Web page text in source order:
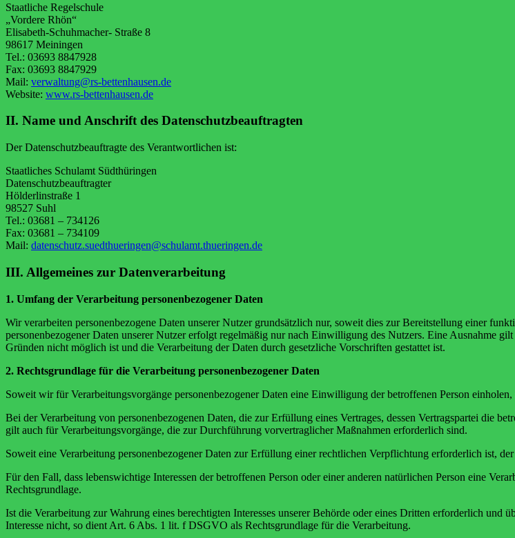
Staatliche Regelschule
„Vordere Rhön“
Elisabeth-Schuhmacher- Straße 8
98617 Meiningen
Tel.: 03693 8847928
Fax: 03693 8847929
Mail: verwaltung@rs-bettenhausen.de
Website: www.rs-bettenhausen.de
II. Name und Anschrift des Datenschutzbeauftragten
Der Datenschutzbeauftragte des Verantwortlichen ist:
Staatliches Schulamt Südthüringen
Datenschutzbeauftragter
Hölderlinstraße 1
98527 Suhl
Tel.: 03681 – 734126
Fax: 03681 – 734109
Mail: datenschutz.suedthueringen@schulamt.thueringen.de
III. Allgemeines zur Datenverarbeitung
1. Umfang der Verarbeitung personenbezogener Daten
Wir verarbeiten personenbezogene Daten unserer Nutzer grundsätzlich nur, soweit dies zur Bereitstellung einer
personenbezogener Daten unserer Nutzer erfolgt regelmäßig nur nach Einwilligung des Nutzers. Eine Ausnahme
Gründen nicht möglich ist und die Verarbeitung der Daten durch gesetzliche Vorschriften gestattet ist.
2. Rechtsgrundlage für die Verarbeitung personenbezogener Daten
Soweit wir für Verarbeitungsvorgänge personenbezogener Daten eine Einwilligung der betroffenen Person
Bei der Verarbeitung von personenbezogenen Daten, die zur Erfüllung eines Vertrages, dessen Vertragspartei die
gilt auch für Verarbeitungsvorgänge, die zur Durchführung vorvertraglicher Maßnahmen erforderlich sind.
Soweit eine Verarbeitung personenbezogener Daten zur Erfüllung einer rechtlichen Verpflichtung erforderlich ist,
Für den Fall, dass lebenswichtige Interessen der betroffenen Person oder einer anderen natürlichen Person eine
Rechtsgrundlage.
Ist die Verarbeitung zur Wahrung eines berechtigten Interesses unserer Behörde oder eines Dritten erforderlich und
Interesse nicht, so dient Art. 6 Abs. 1 lit. f DSGVO als Rechtsgrundlage für die Verarbeitung.